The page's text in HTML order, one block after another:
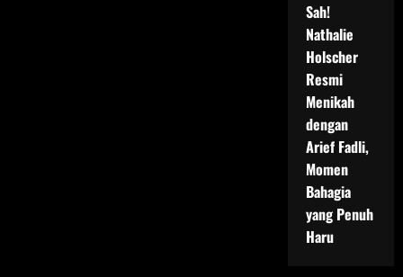
Sah!
Nathalie
Holscher
Resmi
Menikah
dengan
Arief Fadli,
Momen
Bahagia
yang Penuh
Haru